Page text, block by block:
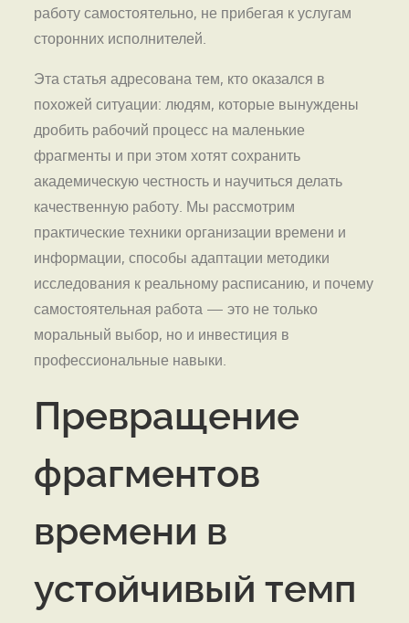
работу самостоятельно, не прибегая к услугам
сторонних исполнителей.
Эта статья адресована тем, кто оказался в
похожей ситуации: людям, которые вынуждены
дробить рабочий процесс на маленькие
фрагменты и при этом хотят сохранить
академическую честность и научиться делать
качественную работу. Мы рассмотрим
практические техники организации времени и
информации, способы адаптации методики
исследования к реальному расписанию, и почему
самостоятельная работа — это не только
моральный выбор, но и инвестиция в
профессиональные навыки.
Превращение
фрагментов
времени в
устойчивый темп